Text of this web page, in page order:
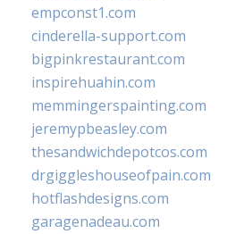
empconst1.com
cinderella-support.com
bigpinkrestaurant.com
inspirehuahin.com
memmingerspainting.com
jeremypbeasley.com
thesandwichdepotcos.com
drgiggleshouseofpain.com
hotflashdesigns.com
garagenadeau.com